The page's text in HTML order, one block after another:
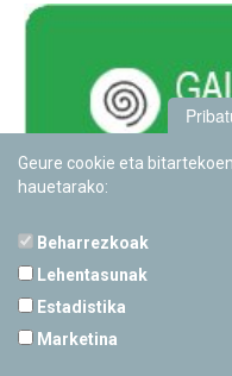
Geure cookie eta
hauetarako:
Beharrezkoak
Lehentasunak
Estadistika
Marketina